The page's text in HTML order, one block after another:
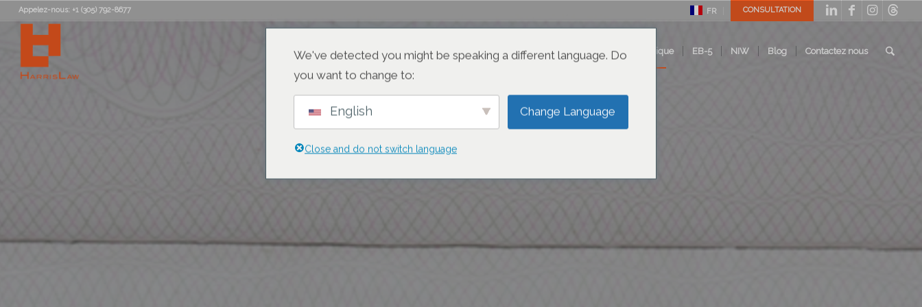
FR CONSULTATION
Appelez-nous: +1 (305) 792-8677
Accueil Notre équipe Domaines de pratique EB-5 NIW Blog Contactez nous
We've detected you might be speaking a different language. Do
you want to change to:
English Change Language
Close and do not switch language